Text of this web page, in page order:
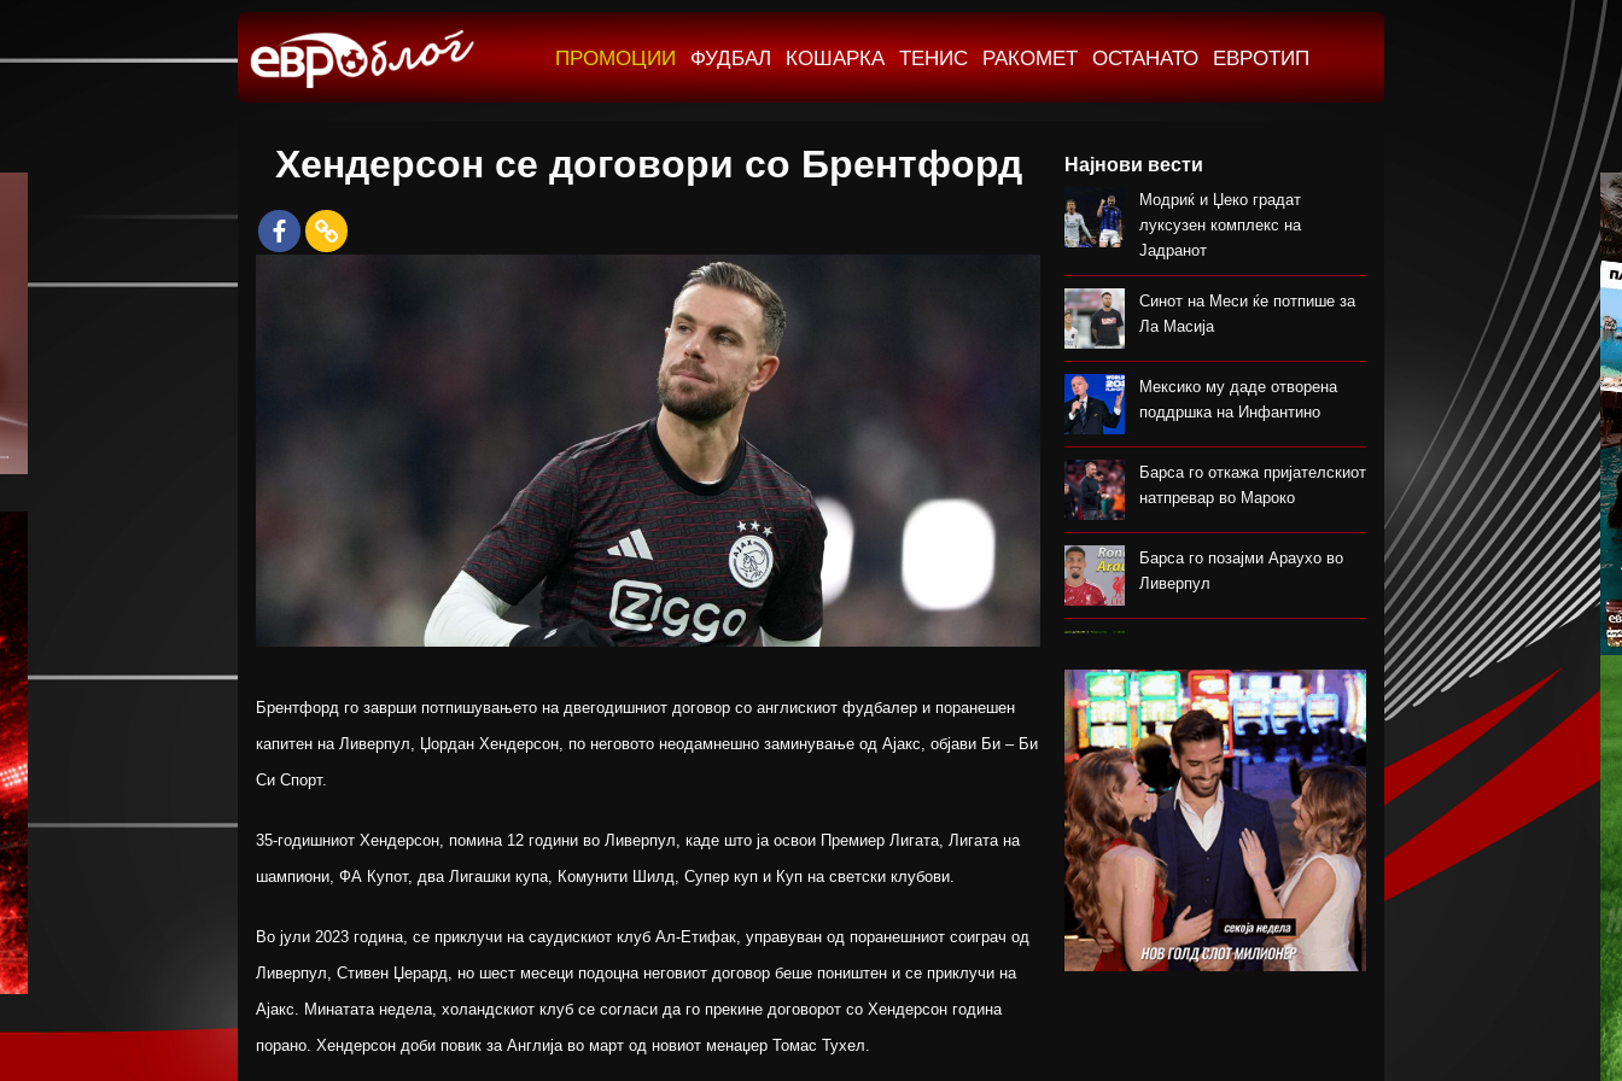
ПРОМОЦИИ ФУДБАЛ КОШАРКА ТЕНИС РАКОМЕТ ОСТАНАТО ЕВРОТИП
Хендерсон се договори со Брентфорд
Брентфорд го заврши потпишувањето на двегодишниот договор со англискиот фудбалер и поранешен
капитен на Ливерпул, Џордан Хендерсон, по неговото неодамнешно заминување од Ајакс, објави Би – Би
Си Спорт.
35-годишниот Хендерсон, помина 12 години во Ливерпул, каде што ја освои Премиер Лигата, Лигата на
шампиони, ФА Купот, два Лигашки купа, Комунити Шилд, Супер куп и Куп на светски клубови.
Во јули 2023 година, се приклучи на саудискиот клуб Ал-Етифак, управуван од поранешниот соиграч од
Ливерпул, Стивен Џерард, но шест месеци подоцна неговиот договор беше поништен и се приклучи на
Ајакс. Минатата недела, холандскиот клуб се согласи да го прекине договорот со Хендерсон година
порано. Хендерсон доби повик за Англија во март од новиот менаџер Томас Тухел.
Најнови вести
Модриќ и Џеко градат
луксузен комплекс на
Јадранот
Синот на Меси ќе потпише за
Ла Масија
Мексико му даде отворена
поддршка на Инфантино
Барса го откажа пријателскиот
натпревар во Мароко
Барса го позајми Араухо во
Ливерпул
век се врати во Монтреал
ФК Пелистер со заштитен
бренд по 81 година постоење !
Артета: Мојот Арсенал учи од
грешките
Лука Зидан се раздели со
Гранада